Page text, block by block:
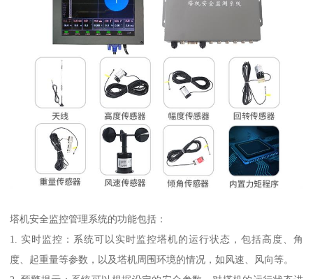
塔机安全监控管理系统的功能包括：
1. 实时监控：系统可以实时监控塔机的运行状态，包括高度、角
度、起重量等参数，以及塔机周围环境的情况，如风速、风向等。